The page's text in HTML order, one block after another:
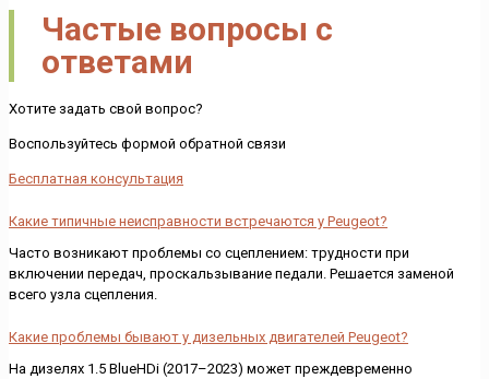
Частые вопросы с
ответами
Хотите задать свой вопрос?
Воспользуйтесь формой обратной связи
Бесплатная консультация
Какие типичные неисправности встречаются у Peugeot?
Часто возникают проблемы со сцеплением: трудности при
включении передач, проскальзывание педали. Решается заменой
всего узла сцепления.
Какие проблемы бывают у дизельных двигателей Peugeot?
На дизелях 1.5 BlueHDi (2017–2023) может преждевременно